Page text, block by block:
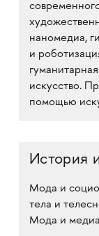
наномедиа,
и
искусство.
помощью
История
Мода и
тела и
Мода и